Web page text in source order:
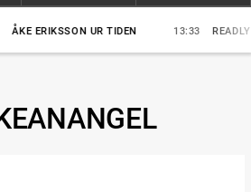
ERIKSSON UR TIDEN 13:33 READLY